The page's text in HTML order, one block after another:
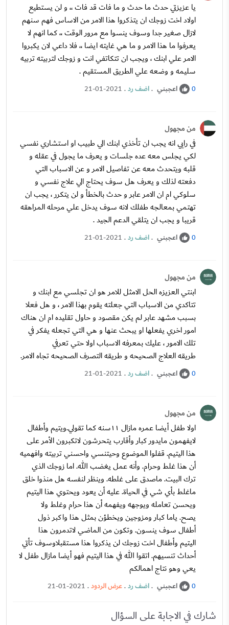
يا عزيزتي حدث ما حدث و ما فات قد فات ،، و لن يستطيع
اولاد اخت زوجك ان يتذكروا هذا الامر من الاساس فهم سنهم
لازال صغير جدا وسوف ينسوا مع مرور الوقت ،، كما انهم لا
يعرفوا ما هذا الامر و ما هي غايته ايضا ،، فلا داعي لان يكبروا
الامر علي ابنك ، ويجب ان تتكاتفي انت و زوجك لتربيته تربيه
سليمه و وضعه علي الطريق المستقيم .
0 اعجبني .اضف رد.
21-01-2021
من مجهول
في رايي انه يجب ان تأخذي ابنك الي طبيب او استشاري نفسي
لكي يجلس معه عده جلسات و يعرف ما يجول في عقله و
قلبه ويتحدث معه عن تفاصيل الامر و عن الاسباب التي
دفعته لذلك و يعرف هل سوف يحتاج الي علاج نفسي و
سلوكي ام ان الامر عابر و حدث بالخطأ و لن يتكرر ، يجب ان
تهتمي بمعالجه طفلك لانه سوف يدخل علي مرحله المراهقه
قريبا و يجب ان يتلقي الدعم الجيد .
0 اعجبني .اضف رد.
21-01-2021
من مجهول
ابنتي العزيزه الحل الامثل للامر هو ان تجلسي مع ابنك و
تتاكدي من الاسباب التي جعلته يقوم بهذا الامر ، و هل فعلا
بسبب مشهد عابر لم يكن مقصود و حاول تقليده ام ان هناك
امور اخري يفعلها او يبحث عنها و هي التي تجعله يفكر في
تلك الامور ، عليك بمعرفه الاسباب اولا حتي تعرفي
طريقه العلاج الصحيحه و طريقه التصرف الصحيحه تجاه الامر.
0 اعجبني .اضف رد.
21-01-2021
من مجهول
اولا طفل أيضا عمره مازال ١١سنه كما تقولي.ويتيم وأطفال
لايفهمون مايدور كبار وأقارب يتحرشون لاتكبرون الأمر على
هذا اليتيم. قفلوا الموضوع وحيتنسي واحسني تربيته وافهميه
أن هذا غلط وحرام. وأنه عمل يغضب الله. اما زوجك الذي
ترك البيت. ماصدق على غلطه. وينظر لنفسه هل منذوا خلق
ماغلط بأي شي في الحياة. عليه أن يعود ويحتوي هذا اليتيم
ويحسن تعامله ويوجهه ويفهمه أن هذا حرام وغلط ولا
يصح. ياما كبار ومزوجين ويخطؤن بمثل هذا واكبر ذول
أطفال سوف ينسون. وتكون من الماضي لاتدمرون هذا
اليتيم وأطفال اخت زوجك لن يذكروا هذا مستقبلاوسوف تأتي
أحداث تنسيهم. اتقوا الله في هذا اليتيم فهو أيضا مازال طفل لا
يعي وهو نتاج اهمالكم
0 اعجبني .اضف رد.عرض الردود.
21-01-2021
شارك في الاجابة على السؤال